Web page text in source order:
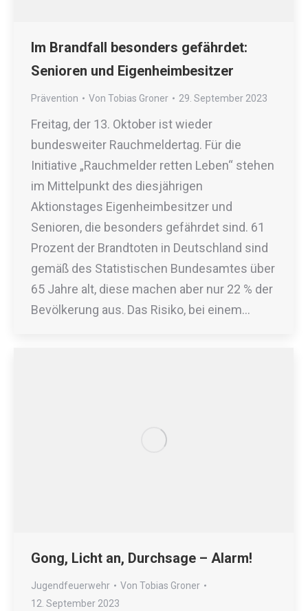
Im Brandfall besonders gefährdet:
Senioren und Eigenheimbesitzer
Prävention Von Tobias Groner 29. September 2023
Freitag, der 13. Oktober ist wieder
bundesweiter Rauchmeldertag. Für die
Initiative „Rauchmelder retten Leben“ stehen
im Mittelpunkt des diesjährigen
Aktionstages Eigenheimbesitzer und
Senioren, die besonders gefährdet sind. 61
Prozent der Brandtoten in Deutschland sind
gemäß des Statistischen Bundesamtes über
65 Jahre alt, diese machen aber nur 22 % der
Bevölkerung aus. Das Risiko, bei einem…
Gong, Licht an, Durchsage – Alarm!
Jugendfeuerwehr Von Tobias Groner
12. September 2023